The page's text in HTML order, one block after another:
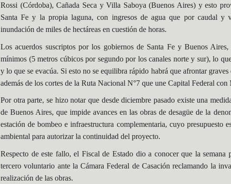
Rossi (Córdoba), Cañada Seca y Villa Saboya (Buenos Aires) y esto
Santa Fe y la propia laguna, con ingresos de agua que por caudal y
inundación de miles de hectáreas en cuestión de horas.
Los acuerdos suscriptos por los gobiernos de Santa Fe y Buenos
mínimos (5 metros cúbicos por segundo por los canales norte y sur), lo
y lo que se evacúa. Si esto no se equilibra rápido habrá que afrontar
además de los cortes de la Ruta Nacional N°7 que une Capital Federal
Por otra parte, se hizo notar que desde diciembre pasado existe una
de Buenos Aires, que impide avances en las obras de desagüe de la
estación de bombeo e infraestructura complementaria, cuyo
ambiental para autorizar la continuidad del proyecto.
Respecto de este fallo, el Fiscal de Estado dio a conocer que la
tercero voluntario ante la Cámara Federal de Casación reclamando la
realización de las obras.